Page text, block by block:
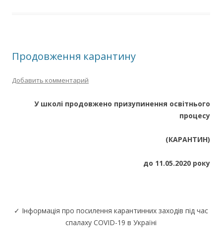
Продовження карантину
Добавить комментарий
У школі продовжено призупинення освітнього
процесу
(КАРАНТИН)
до 11.05.2020 року
✓ Інформація про посилення карантинних заходів під час
спалаху COVID-19 в Україні